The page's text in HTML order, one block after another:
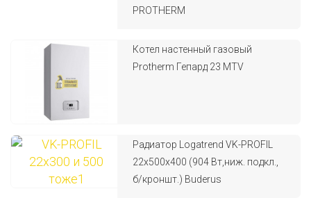
PROTHERM
Котел настенный газовый
Protherm Гепард 23 MTV
Радиатор Logatrend VK-PROFIL
22x500x400 (904 Вт,ниж. подкл.,
б/кроншт.) Buderus